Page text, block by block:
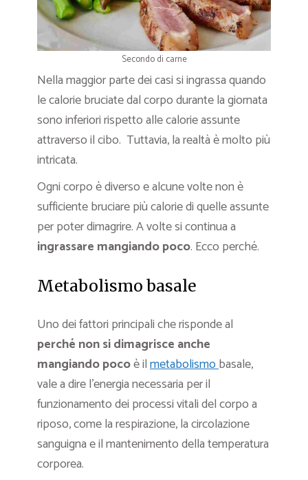
Secondo di carne
Nella maggior parte dei casi si ingrassa quando
le calorie bruciate dal corpo durante la giornata
sono inferiori rispetto alle calorie assunte
attraverso il cibo. Tuttavia, la realtà è molto più
intricata.
Ogni corpo è diverso e alcune volte non è
sufficiente bruciare più calorie di quelle assunte
per poter dimagrire. A volte si continua a
ingrassare mangiando poco. Ecco perché.
Metabolismo basale
Uno dei fattori principali che risponde al
perché non si dimagrisce anche
mangiando pocoè ilmetabolismobasale,
vale a dire l’energia necessaria per il
funzionamento dei processi vitali del corpo a
riposo, come la respirazione, la circolazione
sanguigna e il mantenimento della temperatura
corporea.